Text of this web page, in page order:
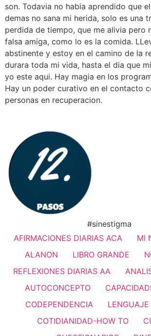
son. Todavia no habia aprendido que
demas no sana mi herida, solo es una
perdida de tiempo, que me alivia pero
falsa amiga, como lo es la comida.
abstinente y estoy en el camino de la
durara toda mi vida, hasta el dia que
yo este aqui. Hay magia en los
Hay un poder curativo en el contacto
personas en recuperacion.
#sinestigma
AFIRMACIONES DIARIAS ACA
MI
ALANON
LIBRO GRANDE
REFLEXIONES DIARIAS AA
AUTOCONCEPTO
CODEPENDENCIA
COTIDIANIDAD-HOW TO